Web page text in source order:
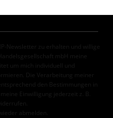
Newsletter zu erhalten und willige
mbH meine
um mich individuell und
Die Verarbeitung meiner
den Bestimmungen in
meine Einwilligung jederzeit z. B.
abmelden.